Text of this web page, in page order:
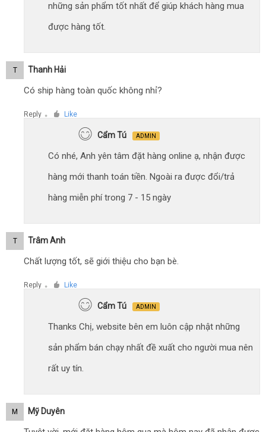
những sản phẩm tốt nhất để giúp khách hàng mua
được hàng tốt.
T Thanh Hải
Có ship hàng toàn quốc không nhỉ?
Reply ● Like
Cẩm Tú ADMIN
Có nhé, Anh yên tâm đặt hàng online ạ, nhận được
hàng mới thanh toán tiền. Ngoài ra được đổi/trả
hàng miễn phí trong 7 - 15 ngày
T Trâm Anh
Chất lượng tốt, sẽ giới thiệu cho bạn bè.
Reply ● Like
Cẩm Tú ADMIN
Thanks Chị, website bên em luôn cập nhật những
sản phẩm bán chạy nhất đề xuất cho người mua nên
rất uy tín.
M Mỹ Duyên